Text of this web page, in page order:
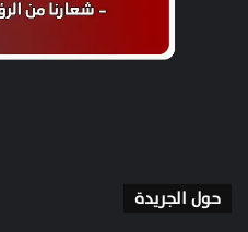
حول الجريدة